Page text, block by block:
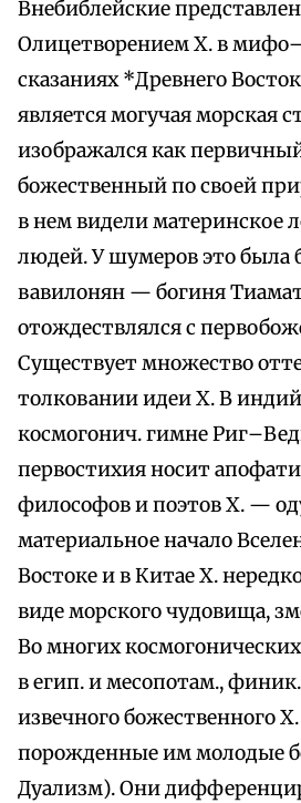
Внебиблейские
Олицетворением Х. в
сказаниях *Древнего
является могучая морская
изображался как
божественный по своей
в нем видели материнское
людей. У шумеров это была
вавилонян — богиня
отождествлялся с
Существует множество
толковании идеи Х. В
космогонич. гимне
первостихия носит
философов и поэтов Х. —
материальное начало
Востоке и в Китае Х.
виде морского чудовища,
Во многих
в егип. и месопотам.,
извечного божественного
порожденные им молодые
Дуализм). Они